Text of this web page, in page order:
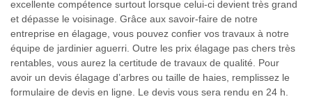
excellente compétence surtout lorsque celui-ci devient très grand
et dépasse le voisinage. Grâce aux savoir-faire de notre
entreprise en élagage, vous pouvez confier vos travaux à notre
équipe de jardinier aguerri. Outre les prix élagage pas chers très
rentables, vous aurez la certitude de travaux de qualité. Pour
avoir un devis élagage d’arbres ou taille de haies, remplissez le
formulaire de devis en ligne. Le devis vous sera rendu en 24 h.